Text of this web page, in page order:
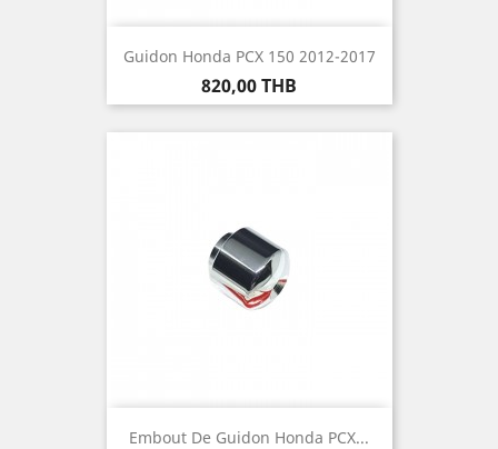
Guidon Honda PCX 150 2012-2017
Prix
820,00 THB
Embout De Guidon Honda PCX...